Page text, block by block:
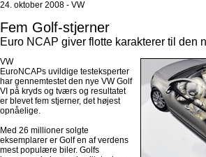
24. oktober 2008 - VW
Fem Golf-stjerner
Euro NCAP giver flotte karakterer til den
VW
EuroNCAPs uvildige testeksperter
har gennemtestet den nye VW Golf
VI på kryds og tværs og resultatet
er blevet fem stjerner, det højest
opnåelige.
Med 26 millioner solgte
eksemplarer er Golf en af verdens
mest populære biler. Golfs